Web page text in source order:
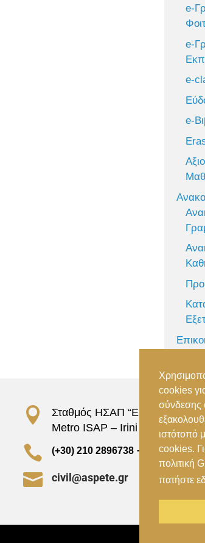
e-
e-
e-
e-

Σταθμός ΗΣΑΠ “Ειρήνη”, 151
Metro ISAP – Irini Station,
 (+30) 210 2896738 – (+30) 210
 civil@aspete.gr
cookies
σύνδεσης
ιστότοπό
cookies.
πολιτική
πατήστε